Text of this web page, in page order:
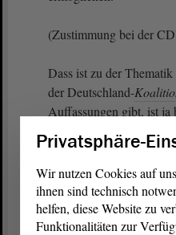
(Zustimmung bei der
Dass ist zu der
der Deutschland-
Auffassungen gibt, ist ja
Arbeit, Soziales,
überweisen und dort
Anträgen zu dieser
Privatsphäre-
Wir nutzen Cookies auf
ihnen sind technisch
helfen, diese Website zu
Funktionalitäten zur